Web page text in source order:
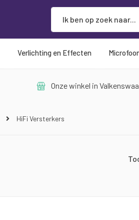
Verlichting en Effecten
Onze winkel in
HiFi Versterkers